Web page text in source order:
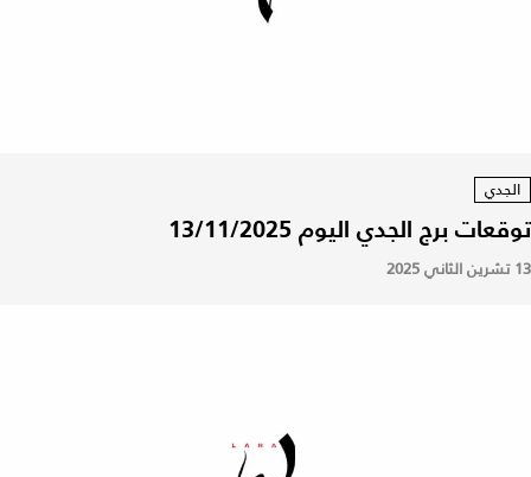
الجدي
توقعات برج الجدي اليوم 13/11/2025
13 تشرين الثاني 2025